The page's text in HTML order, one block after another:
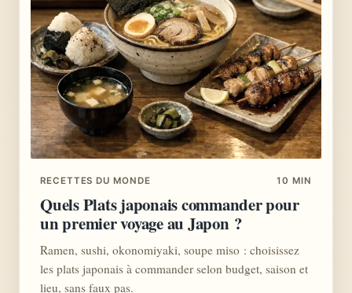
RECETTES DU MONDE 10 MIN
Quels Plats japonais commander pour
un premier voyage au Japon ?
Ramen, sushi, okonomiyaki, soupe miso : choisissez
les plats japonais à commander selon budget, saison et
lieu, sans faux pas.